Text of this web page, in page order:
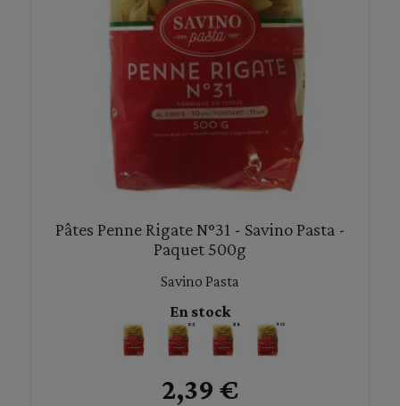
Pâtes Penne Rigate N°31 - Savino Pasta -
Paquet 500g
Savino Pasta
En stock
2,39 €